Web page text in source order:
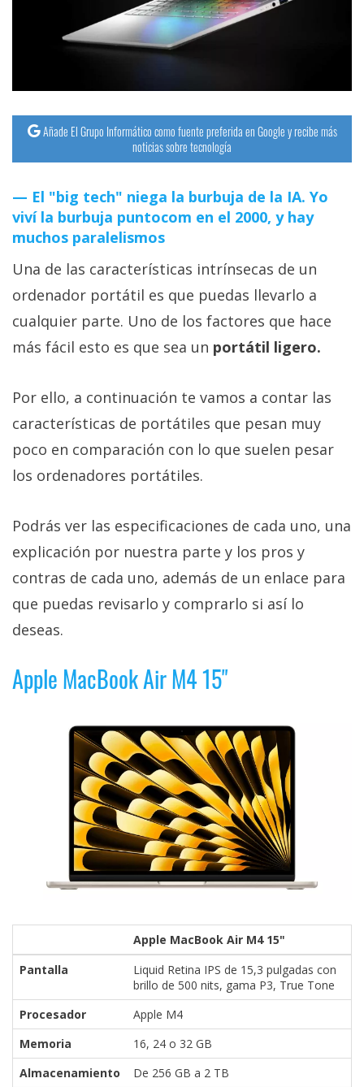
Añade El Grupo Informático como fuente preferida en Google y recibe más
noticias sobre tecnología
El "big tech" niega la burbuja de la IA. Yo
viví la burbuja puntocom en el 2000, y hay
muchos paralelismos
Una de las características intrínsecas de un
ordenador portátil es que puedas llevarlo a
cualquier parte. Uno de los factores que hace
más fácil esto es que sea un portátil ligero.
Por ello, a continuación te vamos a contar las
características de portátiles que pesan muy
poco en comparación con lo que suelen pesar
los ordenadores portátiles.
Podrás ver las especificaciones de cada uno, una
explicación por nuestra parte y los pros y
contras de cada uno, además de un enlace para
que puedas revisarlo y comprarlo si así lo
deseas.
Apple MacBook Air M4 15"
Apple MacBook Air M4 15"
Pantalla
Liquid Retina IPS de 15,3 pulgadas con
brillo de 500 nits, gama P3, True Tone
Procesador
Apple M4
Memoria
16, 24 o 32 GB
Almacenamiento
De 256 GB a 2 TB